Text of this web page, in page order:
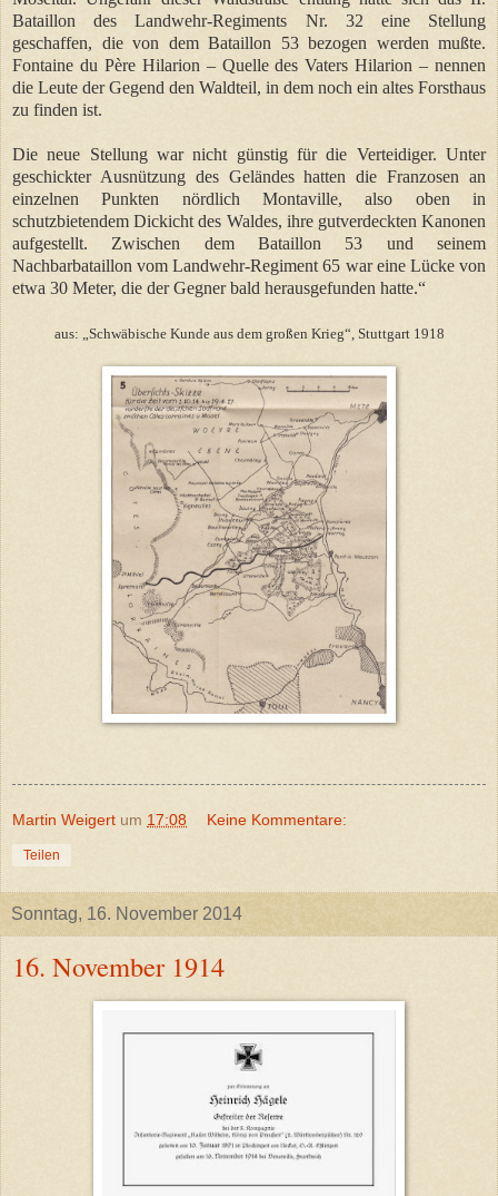
Bataillon des Landwehr-Regiments Nr. 32 eine Stellung
geschaffen, die von dem Bataillon 53 bezogen werden mußte.
Fontaine du Père Hilarion – Quelle des Vaters Hilarion – nennen
die Leute der Gegend den Waldteil, in dem noch ein altes Forsthaus
zu finden ist.
Die neue Stellung war nicht günstig für die Verteidiger. Unter
geschickter Ausnützung des Geländes hatten die Franzosen an
einzelnen Punkten nördlich Montaville, also oben in
schutzbietendem Dickicht des Waldes, ihre gutverdeckten Kanonen
aufgestellt. Zwischen dem Bataillon 53 und seinem
Nachbarbataillon vom Landwehr-Regiment 65 war eine Lücke von
etwa 30 Meter, die der Gegner bald herausgefunden hatte.“
aus: „Schwäbische Kunde aus dem großen Krieg“, Stuttgart 1918
Martin Weigert um 17:08 Keine Kommentare:
Teilen
Sonntag, 16. November 2014
16. November 1914